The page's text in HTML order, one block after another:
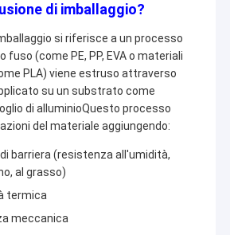
di imballaggio?
si riferisce a un processo
fuso (come PE, PP, EVA o materiali
PLA) viene estruso attraverso
su un substrato come
di alluminioQuesto processo
del materiale aggiungendo:
barriera (resistenza all'umidità,
al grasso)
termica
meccanica